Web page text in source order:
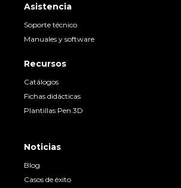
Asistencia
Soporte técnico
Manuales y software
Recursos
Catálogos
Fichas didácticas
Plantillas Pen 3D
Noticias
Blog
Casos de éxito